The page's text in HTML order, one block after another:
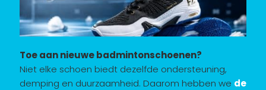
Toe aan nieuwe badmintonschoenen?
Niet elke schoen biedt dezelfde ondersteuning,
demping en duurzaamheid. Daarom hebben we de